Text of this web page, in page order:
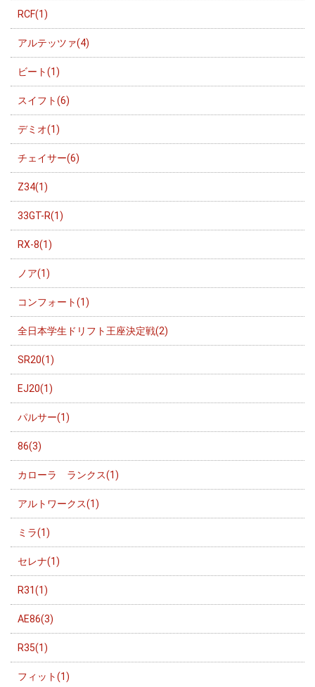
RCF(1)
アルテッツァ(4)
ビート(1)
スイフト(6)
デミオ(1)
チェイサー(6)
Z34(1)
33GT-R(1)
RX-8(1)
ノア(1)
コンフォート(1)
全日本学生ドリフト王座決定戦(2)
SR20(1)
EJ20(1)
パルサー(1)
86(3)
カローラ ランクス(1)
アルトワークス(1)
ミラ(1)
セレナ(1)
R31(1)
AE86(3)
R35(1)
フィット(1)